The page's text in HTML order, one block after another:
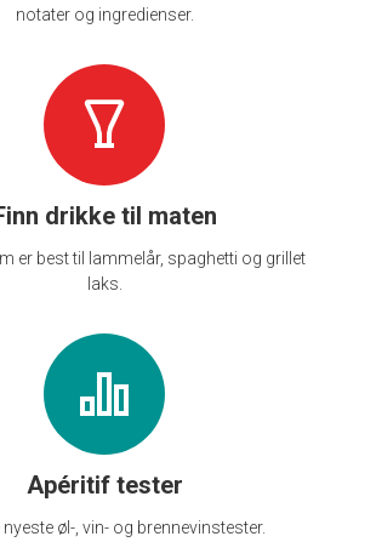
notater og ingredienser.
drikke til maten
er best til lammelår, spaghetti og grillet
laks.
Apéritif tester
nyeste øl-, vin- og brennevinstester.